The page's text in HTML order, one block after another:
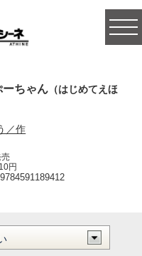
ーちゃん （はじめてえほ
／作
円
9784591189412